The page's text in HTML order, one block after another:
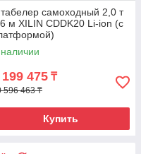
самоходный 2,0 т
м XILIN CDDK20 Li-ion (с
475 ₸
596 463 ₸
Купить